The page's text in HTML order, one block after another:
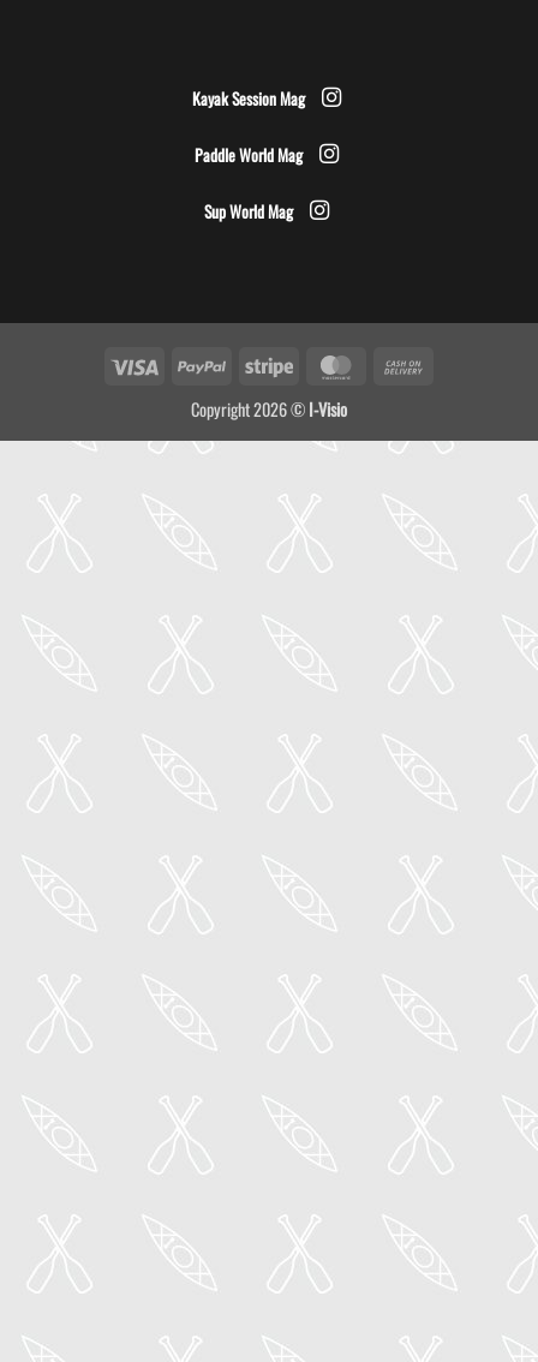
Kayak Session Mag
Paddle World Mag
Sup World Mag
Visa PayPal Stripe MasterCard
Copyright 2026 ©I-Visio